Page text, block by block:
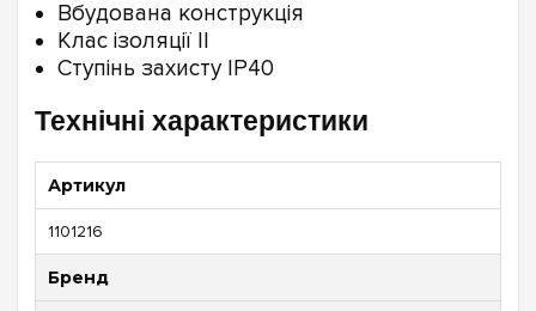
Вбудована конструкція
Клас ізоляції II
Ступінь захисту IP40
Технічні характеристики
Артикул
1101216
Бренд